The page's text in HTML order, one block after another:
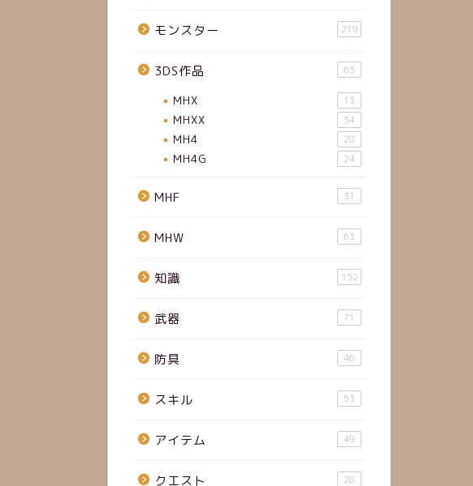
モンスター 219
3DS作品 63
MHX 13
MHXX 34
MH4 28
MH4G 24
MHF 31
MHW 63
知識 152
武器 71
防具 46
スキル 53
アイテム 49
クエスト 28